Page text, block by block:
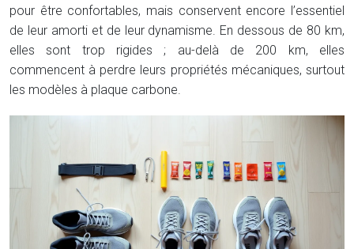
pour être confortables, mais conservent encore l’essentiel
de leur amorti et de leur dynamisme. En dessous de 80 km,
elles sont trop rigides ; au-delà de 200 km, elles
commencent à perdre leurs propriétés mécaniques, surtout
les modèles à plaque carbone.